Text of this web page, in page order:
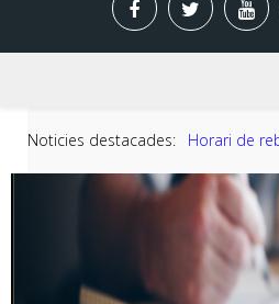
Noticies destacades: Horari de
2027
Família
Previous